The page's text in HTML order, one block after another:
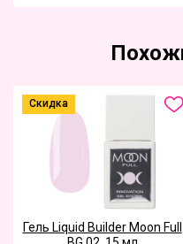
Скидка
Гель Liquid Builder Moon Full